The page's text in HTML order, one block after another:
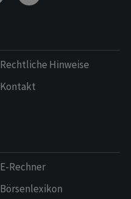
Rechtliche Hinweise
Kontakt
E-Rechner
Börsenlexikon